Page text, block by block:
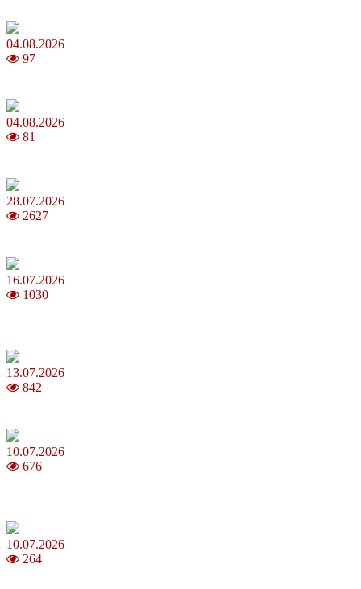
04.08.2026
97
04.08.2026
81
28.07.2026
2627
16.07.2026
1030
13.07.2026
842
10.07.2026
676
10.07.2026
264